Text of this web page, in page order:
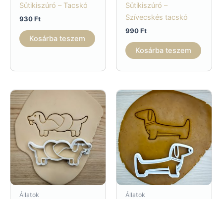
Sütikiszúró – Tacskó
930Ft
Kosárba teszem
Sütikiszúró –
Szívecskés tacskó
990Ft
Kosárba teszem
Állatok Állatok